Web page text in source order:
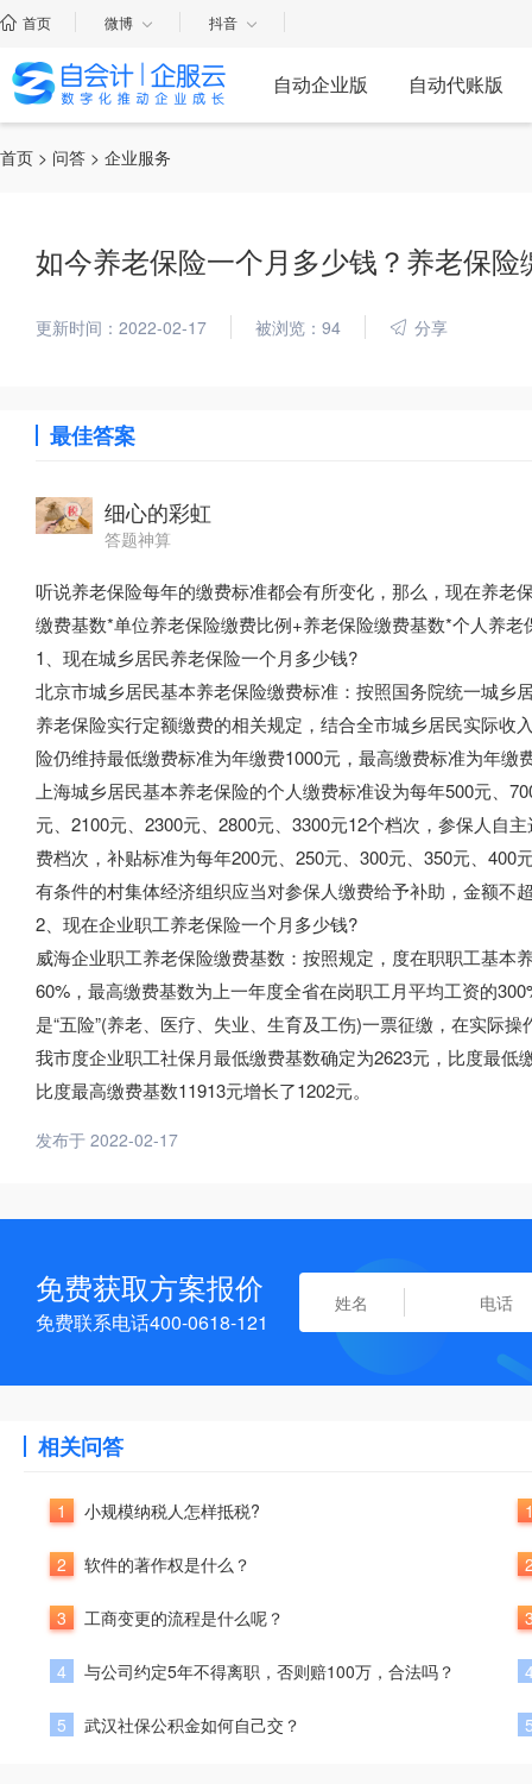
首页 微博 抖音
自动企业版 自动代账版
首页 > 问答 > 企业服务
如今养老保险一个月多少钱？养老保险
更新时间：2022-02-17 被浏览：94 分享
最佳答案
细心的彩虹
答题神算
听说养老保险每年的缴费标准都会有所变化，那么，现在养老
缴费基数*单位养老保险缴费比例+养老保险缴费基数*个人养老
1、现在城乡居民养老保险一个月多少钱?
北京市城乡居民基本养老保险缴费标准：按照国务院统一城
养老保险实行定额缴费的相关规定，结合全市城乡居民实际
险仍维持最低缴费标准为年缴费1000元，最高缴费标准为年缴
上海城乡居民基本养老保险的个人缴费标准设为每年500元、
元、2100元、2300元、2800元、3300元12个档次，参保人自
费档次，补贴标准为每年200元、250元、300元、350元、400
有条件的村集体经济组织应当对参保人缴费给予补助，金额不
2、现在企业职工养老保险一个月多少钱?
威海企业职工养老保险缴费基数：按照规定，度在职职工基
60%，最高缴费基数为上一年度全省在岗职工月平均工资的
是“五险”(养老、医疗、失业、生育及工伤)一票征缴，在实际
我市度企业职工社保月最低缴费基数确定为2623元，比度最
比度最高缴费基数11913元增长了1202元。
发布于 2022-02-17
免费获取方案报价
免费联系电话400-0618-121
相关问答
1 小规模纳税人怎样抵税?
2 软件的著作权是什么？
3 工商变更的流程是什么呢？
4 与公司约定5年不得离职，否则赔100万，合法吗？
5 武汉社保公积金如何自己交？